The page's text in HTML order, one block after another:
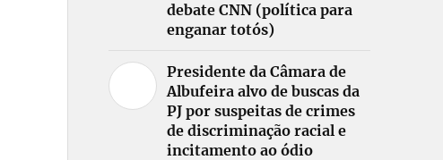
debate CNN (política para
enganar totós)
Presidente da Câmara de
Albufeira alvo de buscas da
PJ por suspeitas de crimes
de discriminação racial e
incitamento ao ódio